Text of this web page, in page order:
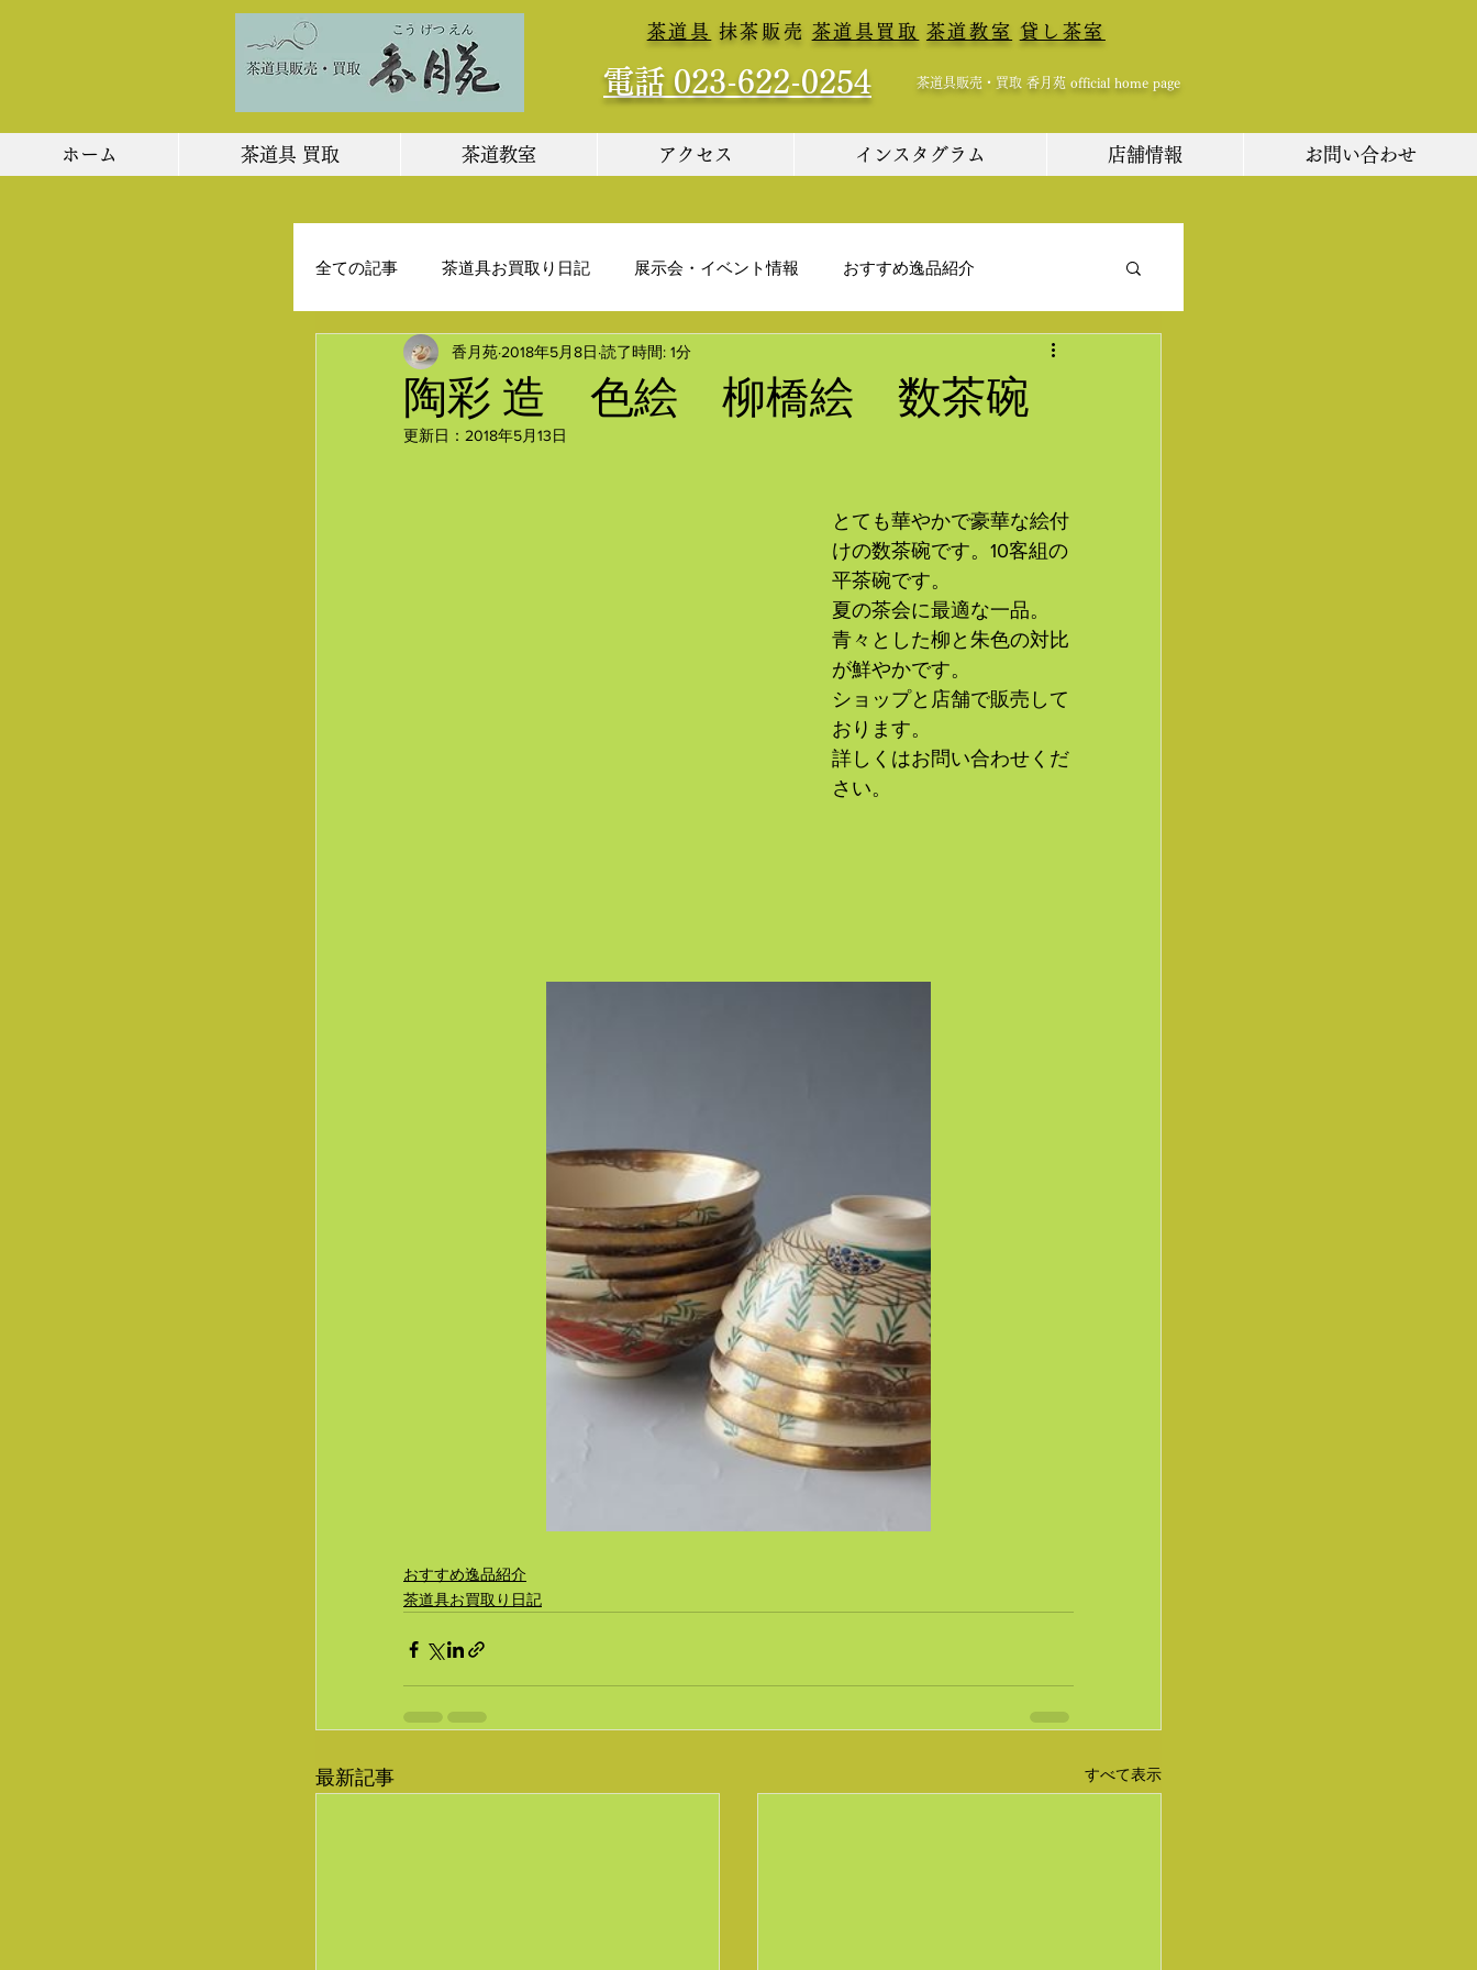
茶道具 抹茶販売 茶道具買取 茶道教室 貸し茶室
電話 023-622-0254 茶道具販売・買取 香月苑 official home page
ホーム 茶道具 買取 茶道教室 アクセス インスタグラム 店舗情報 お問い合わせ
全ての記事 茶道具お買取り日記 展示会・イベント情報 おすすめ逸品紹介
店主のひとりごと
陶彩 造 色絵 柳橋絵 数茶碗
香月苑 2018年5月8日 読了時間: 1分
更新日： 2018年5月13日
とても華やかで豪華な絵付
けの数茶碗です。10客組の
平茶碗です。
夏の茶会に最適な一品。
青々とした柳と朱色の対比
が鮮やかです。
ショップと店舗で販売して
おります。
詳しくはお問い合わせくだ
さい。
おすすめ逸品紹介
茶道具お買取り日記
最新記事 すべて表示